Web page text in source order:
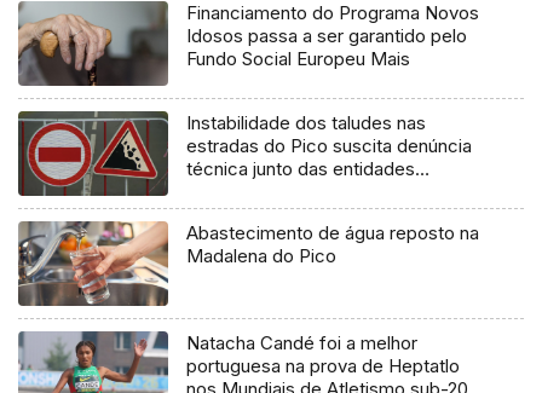
Financiamento do Programa Novos
Idosos passa a ser garantido pelo
Fundo Social Europeu Mais
Instabilidade dos taludes nas
estradas do Pico suscita denúncia
técnica junto das entidades
Abastecimento de água reposto na
Madalena do Pico
Natacha Candé foi a melhor
portuguesa na prova de Heptatlo